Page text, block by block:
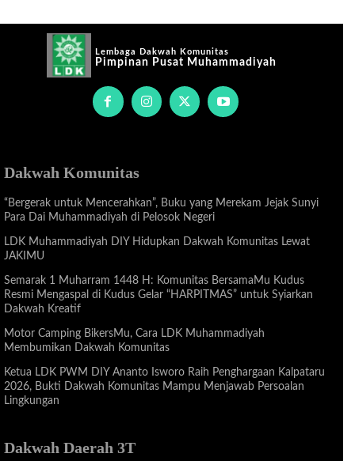
Lembaga Dakwah Komunitas
Pimpinan Pusat Muhammadiyah
Dakwah Komunitas
“Bergerak untuk Mencerahkan”, Buku yang Merekam Jejak Sunyi
Para Dai Muhammadiyah di Pelosok Negeri
LDK Muhammadiyah DIY Hidupkan Dakwah Komunitas Lewat
JAKIMU
Semarak 1 Muharram 1448 H: Komunitas BersamaMu Kudus
Resmi Mengaspal di Kudus Gelar “HARPITMAS” untuk Syiarkan
Dakwah Kreatif
Motor Camping BikersMu, Cara LDK Muhammadiyah
Membumikan Dakwah Komunitas
Ketua LDK PWM DIY Ananto Isworo Raih Penghargaan Kalpataru
2026, Bukti Dakwah Komunitas Mampu Menjawab Persoalan
Lingkungan
Dakwah Daerah 3T